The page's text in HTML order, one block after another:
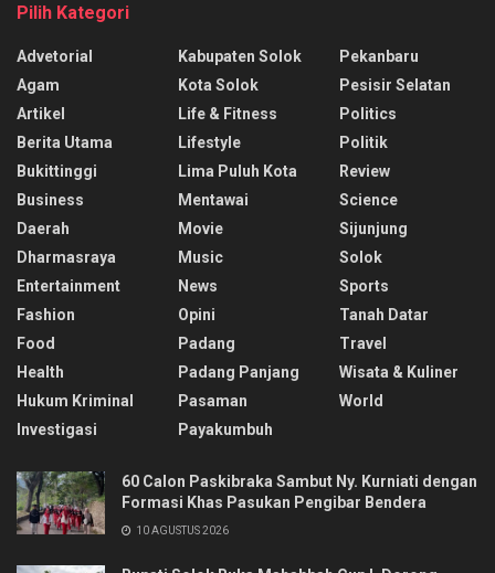
Pilih Kategori
Advetorial
Agam
Artikel
Berita Utama
Bukittinggi
Business
Daerah
Dharmasraya
Entertainment
Fashion
Food
Health
Hukum Kriminal
Investigasi
Kabupaten Solok
Kota Solok
Life & Fitness
Lifestyle
Lima Puluh Kota
Mentawai
Movie
Music
News
Opini
Padang
Padang Panjang
Pasaman
Payakumbuh
Pekanbaru
Pesisir Selatan
Politics
Politik
Review
Science
Sijunjung
Solok
Sports
Tanah Datar
Travel
Wisata & Kuliner
World
60 Calon Paskibraka Sambut Ny. Kurniati dengan
Formasi Khas Pasukan Pengibar Bendera
10 AGUSTUS 2026